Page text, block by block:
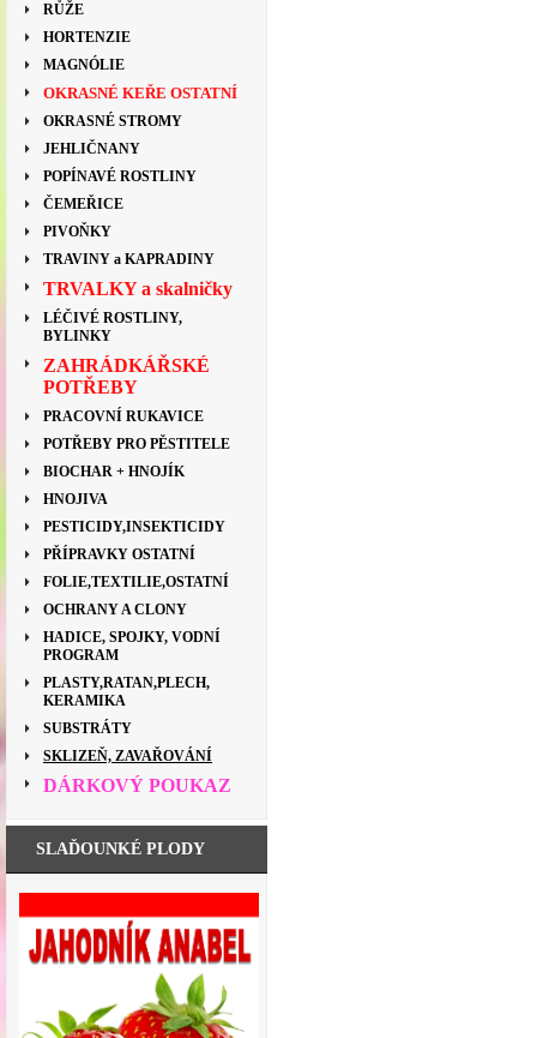
RŮŽE
HORTENZIE
MAGNÓLIE
OKRASNÉ KEŘE OSTATNÍ
OKRASNÉ STROMY
JEHLIČNANY
POPÍNAVÉ ROSTLINY
ČEMEŘICE
PIVOŇKY
TRAVINY a KAPRADINY
TRVALKY a skalničky
LÉČIVÉ ROSTLINY,
BYLINKY
ZAHRÁDKÁŘSKÉ
POTŘEBY
PRACOVNÍ RUKAVICE
POTŘEBY PRO PĚSTITELE
BIOCHAR + HNOJÍK
HNOJIVA
PESTICIDY,INSEKTICIDY
PŘÍPRAVKY OSTATNÍ
FOLIE,TEXTILIE,OSTATNÍ
OCHRANY A CLONY
HADICE, SPOJKY, VODNÍ
PROGRAM
PLASTY,RATAN,PLECH,
KERAMIKA
SUBSTRÁTY
SKLIZEŇ, ZAVAŘOVÁNÍ
DÁRKOVÝ POUKAZ
SLAĎOUNKÉ PLODY